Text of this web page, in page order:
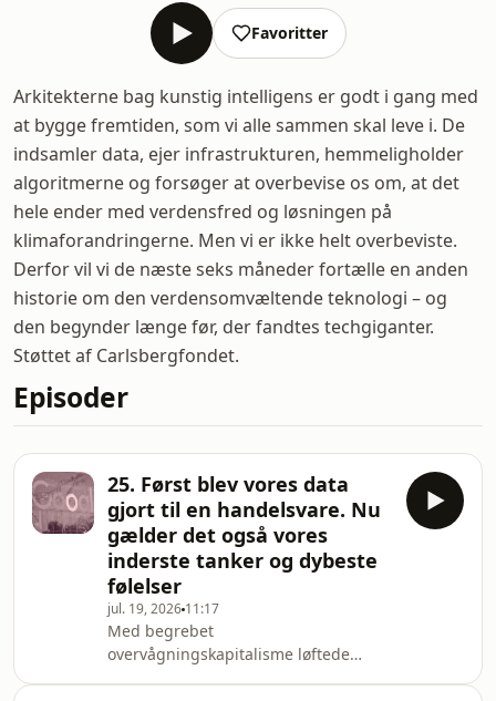
Favoritter
Arkitekterne bag kunstig intelligens er godt i gang med
at bygge fremtiden, som vi alle sammen skal leve i. De
indsamler data, ejer infrastrukturen, hemmeligholder
algoritmerne og forsøger at overbevise os om, at det
hele ender med verdensfred og løsningen på
klimaforandringerne. Men vi er ikke helt overbeviste.
Derfor vil vi de næste seks måneder fortælle en anden
historie om den verdensomvæltende teknologi – og
den begynder længe før, der fandtes techgiganter.
Støttet af Carlsbergfondet.
Episoder
25. Først blev vores data
gjort til en handelsvare. Nu
gælder det også vores
inderste tanker og dybeste
følelser
jul. 19, 2026 11:17
Med begrebet
overvågningskapitalisme løftede